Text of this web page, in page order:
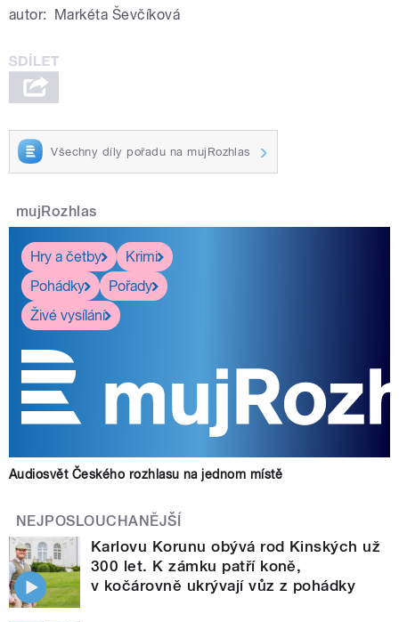
autor: Markéta Ševčíková
Všechny díly pořadu na mujRozhlas
mujRozhlas
Hry a četby
Krimi
Pohádky
Pořady
Živé vysílání
Audiosvět Českého rozhlasu na jednom místě
NEJPOSLOUCHANĚJŠÍ
Karlovu Korunu obývá rod Kinských už
300 let. K zámku patří koně,
v kočárovně ukrývají vůz z pohádky